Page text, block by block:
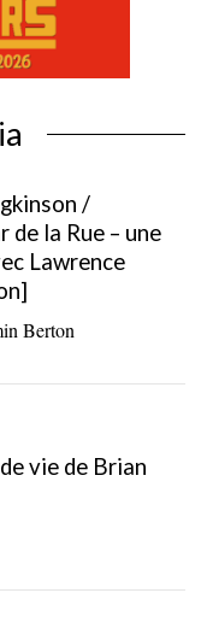
/
de la Rue – une
Lawrence
Berton
vie de Brian